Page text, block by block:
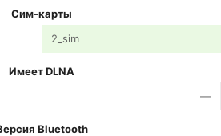
Сим-карты
2_sim
Имеет DLNA
—
Bluetooth